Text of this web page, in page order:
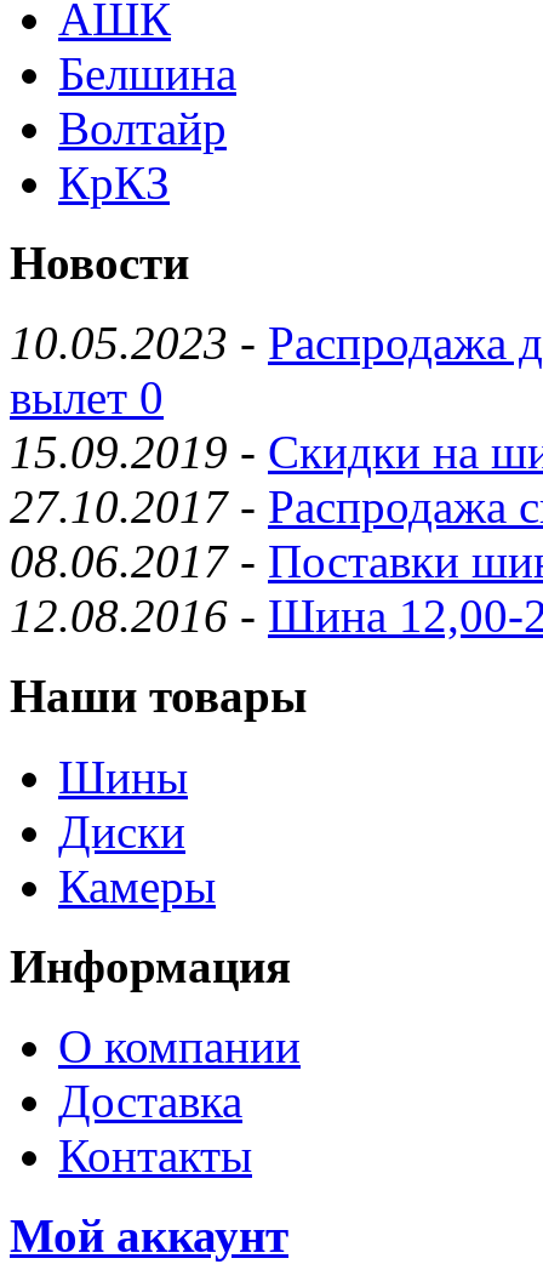
АШК
Белшина
Волтайр
КрКЗ
Новости
10.05.2023 - Распродажа
вылет 0
15.09.2019 - Скидки на
27.10.2017- Распродажа
08.06.2017- Поставки
12.08.2016 - Шина 12,00-
Наши товары
Шины
Диски
Камеры
Информация
О компании
Доставка
Контакты
Мой аккаунт